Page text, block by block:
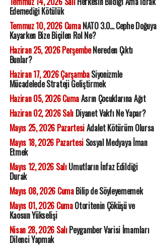
Edemediği Kötülük
Temmuz 10, 2026 CumaNATO 3.0... Cephe Doğuya
Kayarken Bize Biçilen Rol Ne?
Haziran 25, 2026 PerşembeNereden Çıktı
Bunlar?
Haziran 17, 2026 ÇarşambaSiyonizmle
Mücadelede Strateji Geliştirmek
Haziran 05, 2026 CumaAsrın Çocuklarına Ağıt
Haziran 02, 2026 SalıDiyanet Vakfı Ne Yapar?
Mayıs 25, 2026 PazartesiAdalet Kötürüm Olursa
Mayıs 18, 2026 PazartesiSosyal Medyaya İman
Etmek
Mayıs 12, 2026 SalıUmutların İnfaz Edildiği
Durak
Mayıs 08, 2026 CumaBilip de Söyleyememek
Mayıs 01, 2026 CumaOtoritenin Çöküşü ve
Kaosun Yükselişi
Nisan 28, 2026 SalıPeygamber Varisi İmamları
Dilenci Yapmak